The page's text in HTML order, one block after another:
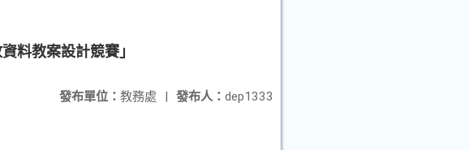
料教案設計競賽」
發布人： dep1333
發布單位： 教務處 |